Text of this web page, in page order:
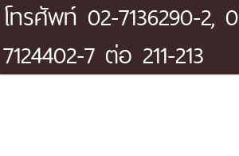
โทรศัพท์ 02-7136290-2,
7124402-7 ต่อ 211-213